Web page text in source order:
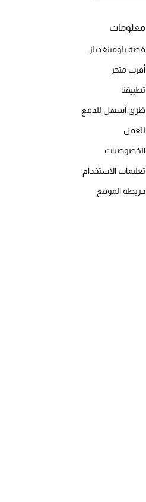
معلومات
قصة بلومينغديلز
أقرب متجر
تطبيقنا
طُرق أسهل للدفع
للعمل
الخصوصيات
تعليمات الاستخدام
خريطة الموقع